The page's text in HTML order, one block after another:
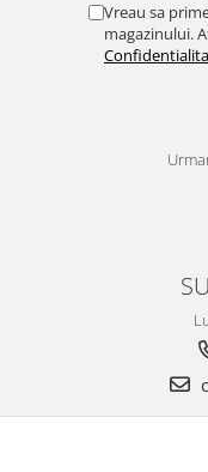
Instalatii liniare/sir
Instalatii perdea
Instalatii turturi-
Turturi/Franjuri 220V
Diverse pentru casa si
Balamale si zavoare
Broaste si clante
Vreau sa
magazinului.